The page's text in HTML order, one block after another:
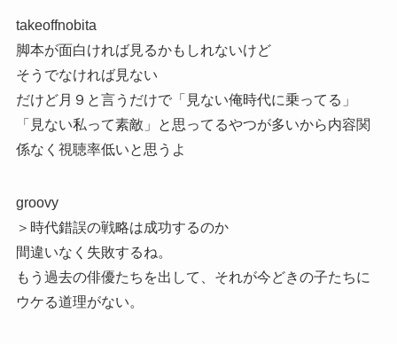
takeoffnobita
脚本が面白ければ見るかもしれないけど
そうでなければ見ない
だけど月９と言うだけで「見ない俺時代に乗ってる」
「見ない私って素敵」と思ってるやつが多いから内容関
係なく視聴率低いと思うよ
groovy
＞時代錯誤の戦略は成功するのか
間違いなく失敗するね。
もう過去の俳優たちを出して、それが今どきの子たちに
ウケる道理がない。